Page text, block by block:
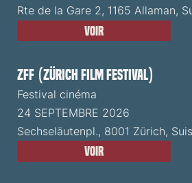
Rte de la Gare 2, 1165 Allaman,
Voir
ZFF (Zürich Film Festival)
Festival cinéma
24 SEPTEMBRE 2026
Sechseläutenpl., 8001 Zürich,
Voir